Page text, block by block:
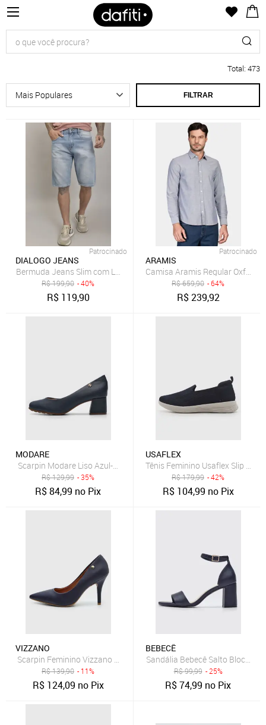
Total: 473
FILTRAR
Patrocinado
DIALOGO JEANS
Bermuda Jeans Slim com Lavagem Clara Dialogo Jeans
R$199,90 - 40%
R$ 119,90
Patrocinado
ARAMIS
Camisa Aramis Regular Oxford
R$659,90 - 64%
R$239,92
MODARE
Scarpin Modare Liso Azul-Marinho
R$129,99 - 35%
R$84,99 no Pix
USAFLEX
Tênis Feminino Usaflex Slip On
R$179,99 - 42%
R$ 104,99 no Pix
VIZZANO
Scarpin Feminino Vizzano Salto Fino Azul Marinho
R$139,90 - 11%
R$ 124,09 no Pix
BEBECÊ
Sandália Bebecê Salto Bloco
R$99,99 - 25%
R$74,99 no Pix